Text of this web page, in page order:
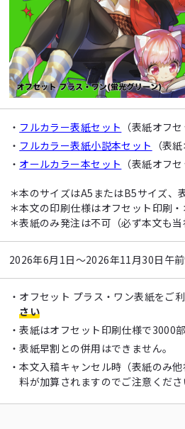
・ フルカラー表紙セット （表紙オフ
・ フルカラー表紙小説本セット
（表
・ オールカラー本セット （表紙オフ
＊本のサイズはA5またはB5サイズ、
＊本文の印刷仕様はオフセット印刷
＊表紙のみ発注は不可（必ず本文も
2026年6月1日～2026年11月30日午
・ オフセット プラス・ワン表紙をご
さい
・表紙はオフセット印刷仕様で3000
・表紙早割との併用はできません。
・本文入稿キャンセル時（表紙のみ
料が加算されますのでご注意くださ